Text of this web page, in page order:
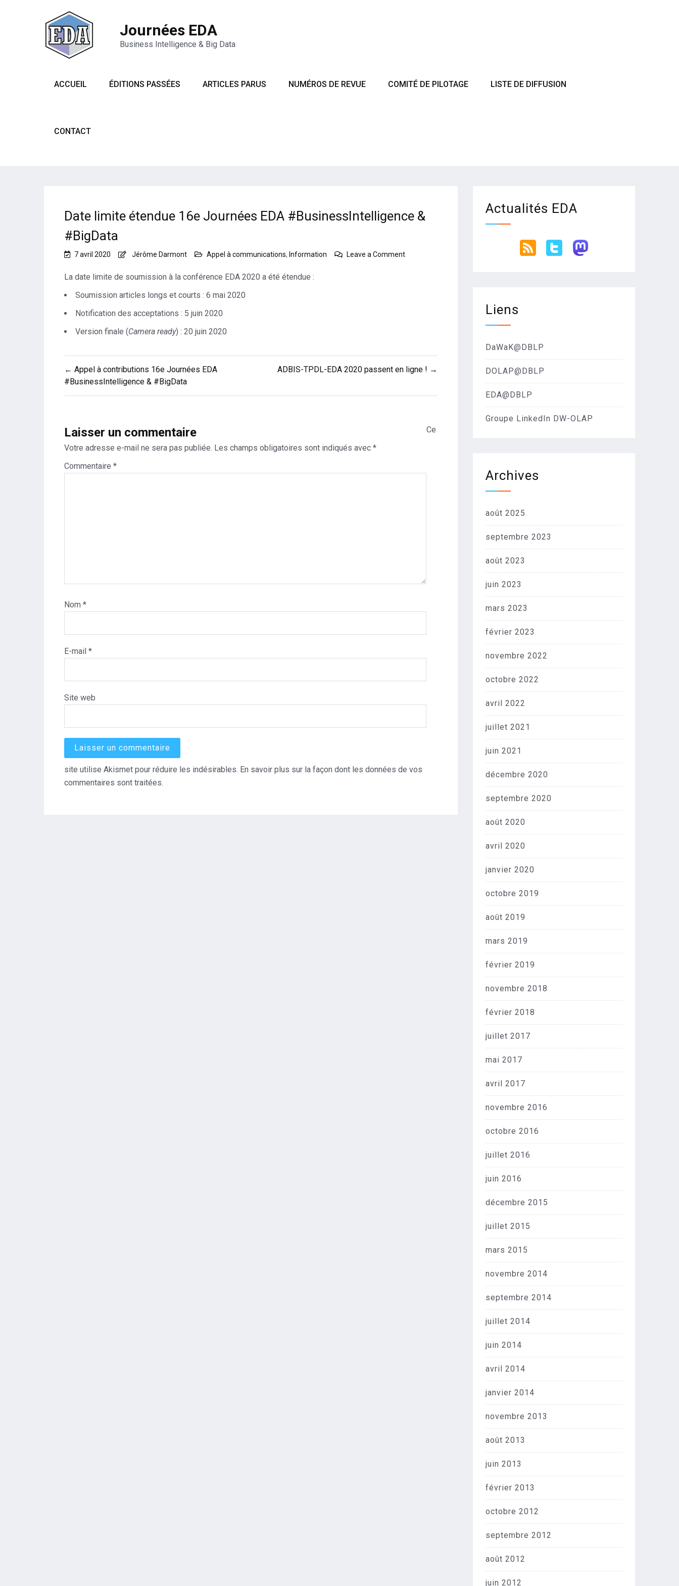
Journées EDA
Business Intelligence & Big Data
ACCUEIL ÉDITIONS PASSÉES ARTICLES PARUS NUMÉROS DE REVUE COMITÉ DE PILOTAGE LISTE DE DIFFUSION
CONTACT
Date limite étendue 16e Journées EDA #BusinessIntelligence &
#BigData
7 avril 2020 Jérôme Darmont Appel à communications, Information Leave a Commenton
La date limite de soumission à la conférence EDA 2020 a été étendue :
Soumission articles longs et courts : 6 mai 2020
Notification des acceptations : 5 juin 2020
Version finale (Camera ready) : 20 juin 2020
Navigation
de
← Appel à contributions 16e Journées EDA
#BusinessIntelligence & #BigData
ADBIS-TPDL-EDA 2020 passent en ligne ! →
Laisser un commentaire
Votre adresse e-mail ne sera pas publiée. Les champs obligatoires sont indiqués avec *
Commentaire *
Nom *
E-mail *
Site web
Ce
site utilise Akismet pour réduire les indésirables. En savoir plus sur la façon dont les données de vos
commentaires sont traitées.
Actualités EDA
Liens
DaWaK@DBLP
DOLAP@DBLP
EDA@DBLP
Groupe LinkedIn DW-OLAP
Archives
août 2025
septembre 2023
août 2023
juin 2023
mars 2023
février 2023
novembre 2022
octobre 2022
avril 2022
juillet 2021
juin 2021
décembre 2020
septembre 2020
août 2020
avril 2020
janvier 2020
octobre 2019
août 2019
mars 2019
février 2019
novembre 2018
février 2018
juillet 2017
mai 2017
avril 2017
novembre 2016
octobre 2016
juillet 2016
juin 2016
décembre 2015
juillet 2015
mars 2015
novembre 2014
septembre 2014
juillet 2014
juin 2014
avril 2014
janvier 2014
novembre 2013
août 2013
juin 2013
février 2013
octobre 2012
septembre 2012
août 2012
juin 2012